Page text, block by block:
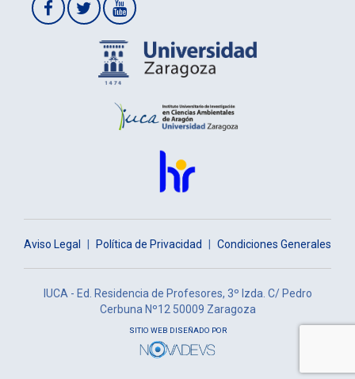
Aviso Legal Política de Privacidad Condiciones Generales
IUCA - Ed. Residencia de Profesores, 3º Izda. C/ Pedro
Cerbuna Nº12 50009 Zaragoza
SITIO WEB DISEÑADO POR